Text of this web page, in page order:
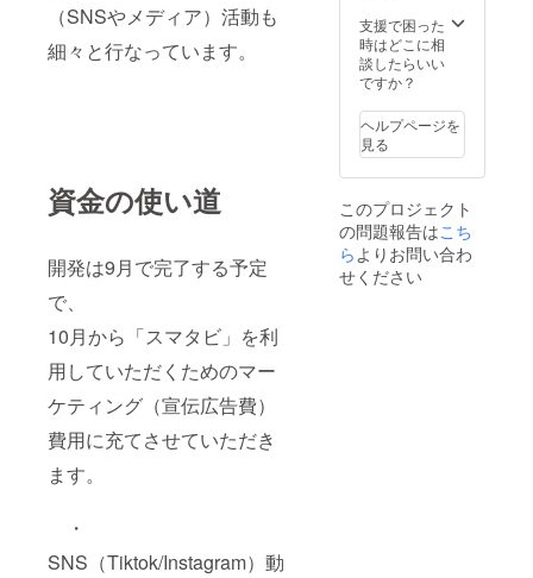
（SNSやメディア）活動も
細々と行なっています。
資金の使い道
開発は9月で完了する予定
で、
10月から「スマタビ」を利
用していただくためのマー
ケティング（宣伝広告費）
費用に充てさせていただき
ます。
・
SNS（Tiktok/Instagram）動
ください。 +上
記にプラスしま
して、ご希望の
方は、代表とお
など、今後のお
付き合いもさせ
てください。 ・
日程：2024年1
月〜3月 ・場
所：東京都内 ・
支援者の交通費
や滞在費につい
て：弊社負担
支援で困った
時はどこに相
談したらいい
ですか？
ヘルプページを
見る
このプロジェクト
の問題報告はこち
ら よりお問い合わ
せください